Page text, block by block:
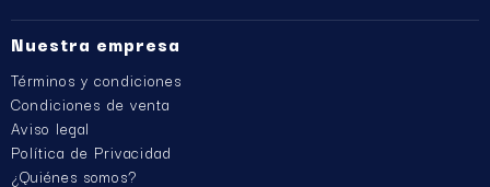
Nuestra empresa
Términos y condiciones
Condiciones de venta
Aviso legal
Política de Privacidad
¿Quiénes somos?